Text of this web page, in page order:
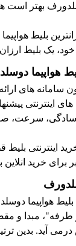
بهتر است
بلیط
یک بلیط
هواپیما
سامانه های
های اینترنتی
سرعت،
خرید
هواپیما
مبدا و
آید. بدین